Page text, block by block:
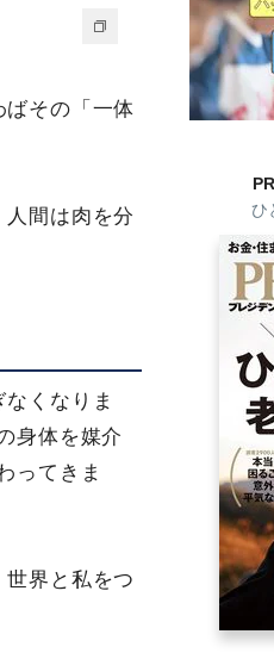
その「一体
間は肉を分
くなりま
身体を媒介
ってきま
世界と私をつ
ひ